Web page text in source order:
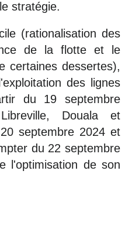
stratégie.
(rationalisation des
de la flotte et le
certaines dessertes),
des lignes
du 19 septembre
Douala et
septembre 2024 et
du 22 septembre
l'optimisation de son